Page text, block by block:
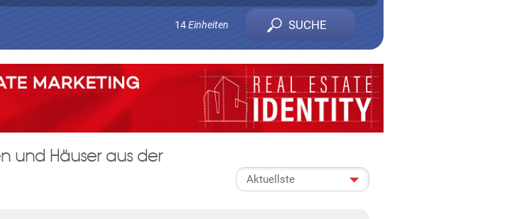
14Einheiten
die zu Ihren Suchkriterien passen zu erhalten.
ihnen eingegebenen Daten verarbeiten. Informationen über die Verarbeitung
und Häuser aus der